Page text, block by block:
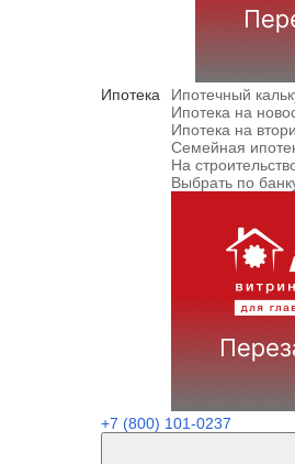
Ипотека
Ипотечный
Ипотека на
Ипотека на
Семейная
На
Выбрать по
+7 (800) 101-0237